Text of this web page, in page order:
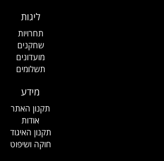
ליגות
תחרויות
שחקנים
מועדונים
תשלומים
מידע
תקנון האתר
אודות
תקנון האיגוד
חוקה ושיפוט